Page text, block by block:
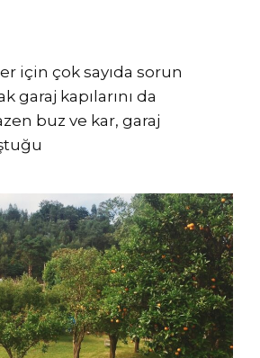
için çok sayıda sorun
garaj kapılarını da
buz ve kar, garaj